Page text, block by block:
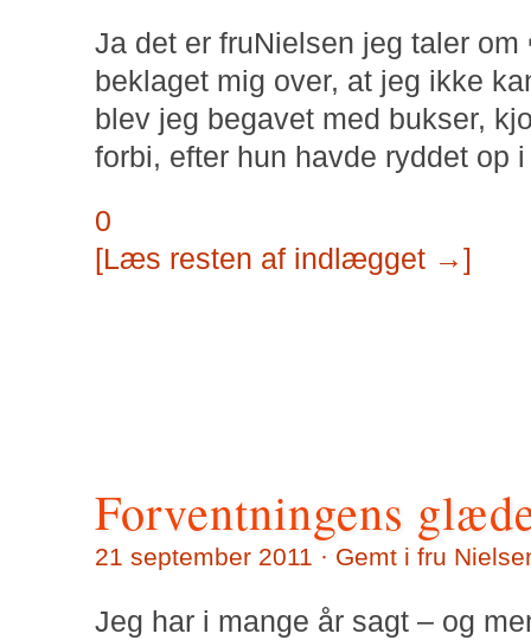
Ja det er fruNielsen jeg taler
beklaget mig over, at jeg ikke
blev jeg begavet med bukser,
forbi, efter hun havde ryddet
0
[Læs resten af indlægget →]
Forventningens
21 september 2011 · Gemt i fru
Jeg har i mange år sagt – og